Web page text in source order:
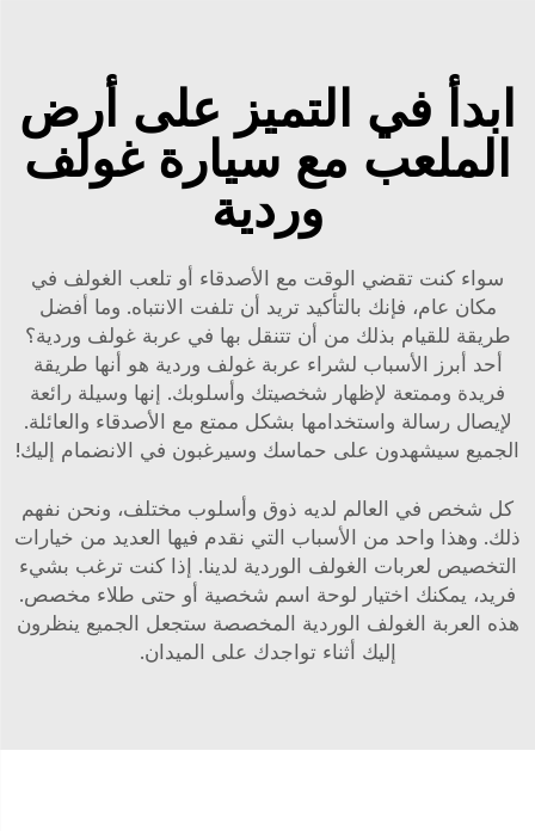
ابدأ في التميز على أرض
الملعب مع سيارة غولف
وردية
سواء كنت تقضي الوقت مع الأصدقاء أو تلعب الغولف في
مكان عام، فإنك بالتأكيد تريد أن تلفت الانتباه. وما أفضل
طريقة للقيام بذلك من أن تتنقل بها في عربة غولف وردية؟
أحد أبرز الأسباب لشراء عربة غولف وردية هو أنها طريقة
فريدة وممتعة لإظهار شخصيتك وأسلوبك. إنها وسيلة رائعة
لإيصال رسالة واستخدامها بشكل ممتع مع الأصدقاء والعائلة.
الجميع سيشهدون على حماسك وسيرغبون في الانضمام إليك!
كل شخص في العالم لديه ذوق وأسلوب مختلف، ونحن نفهم
ذلك. وهذا واحد من الأسباب التي نقدم فيها العديد من خيارات
التخصيص لعربات الغولف الوردية لدينا. إذا كنت ترغب بشيء
فريد، يمكنك اختيار لوحة اسم شخصية أو حتى طلاء مخصص.
هذه العربة الغولف الوردية المخصصة ستجعل الجميع ينظرون
إليك أثناء تواجدك على الميدان.